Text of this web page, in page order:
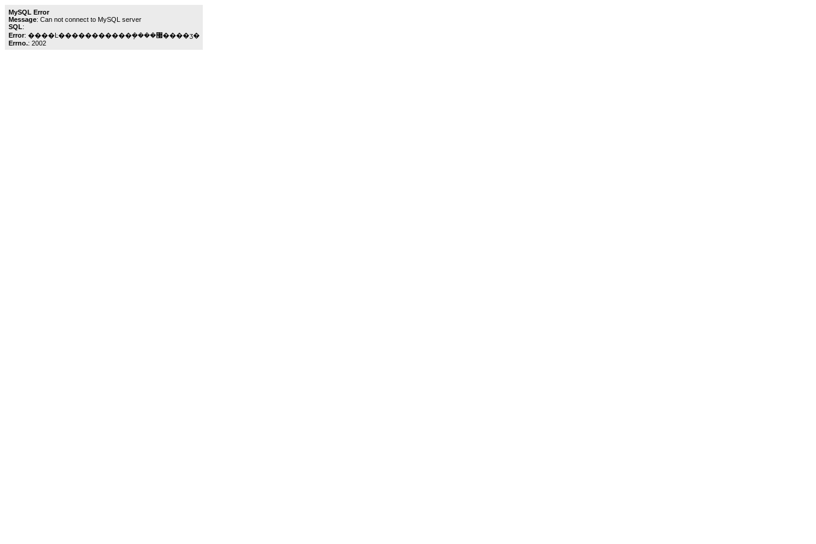
MySQL Error
Message: Can not connect to MySQL server
SQL:
Error
: ����Ŀ�����������ܾ����޷����ӡ�
Errno.: 2002